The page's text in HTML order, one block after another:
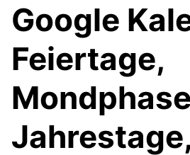
Google
Feiertage,
Jahrestage,